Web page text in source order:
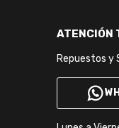
ATENCIÓN
Repuestos y